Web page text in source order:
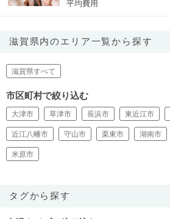
平均費用
滋賀県内のエリア一覧から探す
滋賀県すべて
市区町村で絞り込む
大津市 草津市 長浜市 東近江市
近江八幡市 守山市 栗東市 湖南市
米原市
タグから探す